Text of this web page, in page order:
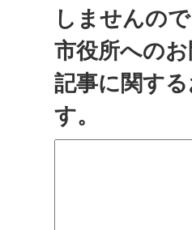
しませんの
市役所への
記事に関す
す。